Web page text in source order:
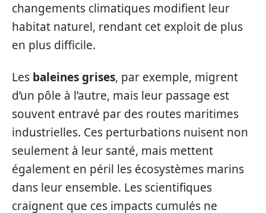
changements climatiques modifient leur
habitat naturel, rendant cet exploit de plus
en plus difficile.
Les baleines grises, par exemple, migrent
d’un pôle à l’autre, mais leur passage est
souvent entravé par des routes maritimes
industrielles. Ces perturbations nuisent non
seulement à leur santé, mais mettent
également en péril les écosystèmes marins
dans leur ensemble. Les scientifiques
craignent que ces impacts cumulés ne